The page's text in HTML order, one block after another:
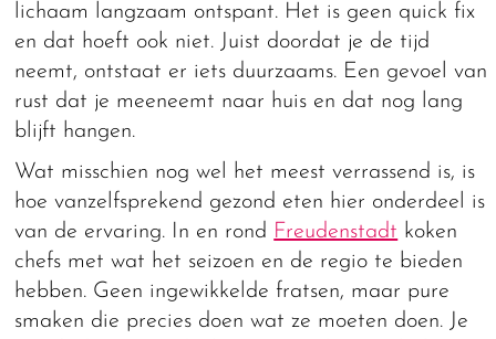
lichaam langzaam ontspant. Het is geen quick fix
en dat hoeft ook niet. Juist doordat je de tijd
neemt, ontstaat er iets duurzaams. Een gevoel van
rust dat je meeneemt naar huis en dat nog lang
blijft hangen.
Wat misschien nog wel het meest verrassend is, is
hoe vanzelfsprekend gezond eten hier onderdeel is
van de ervaring. In en rond Freudenstadt koken
chefs met wat het seizoen en de regio te bieden
hebben. Geen ingewikkelde fratsen, maar pure
smaken die precies doen wat ze moeten doen. Je